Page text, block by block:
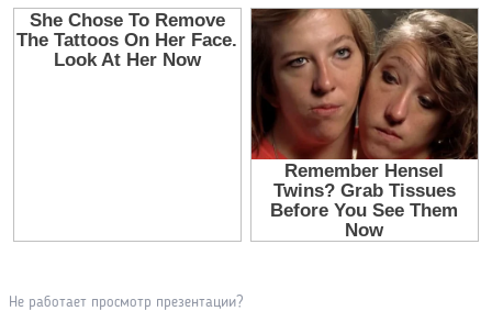
Не работает просмотр презентации?